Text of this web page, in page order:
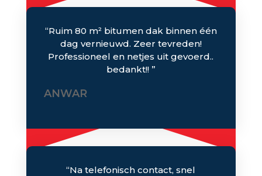
“Ruim 80 m² bitumen dak binnen één
dag vernieuwd. Zeer tevreden!
Professioneel en netjes uit gevoerd..
bedankt!!”
ANWAR
“Na telefonisch contact, snel